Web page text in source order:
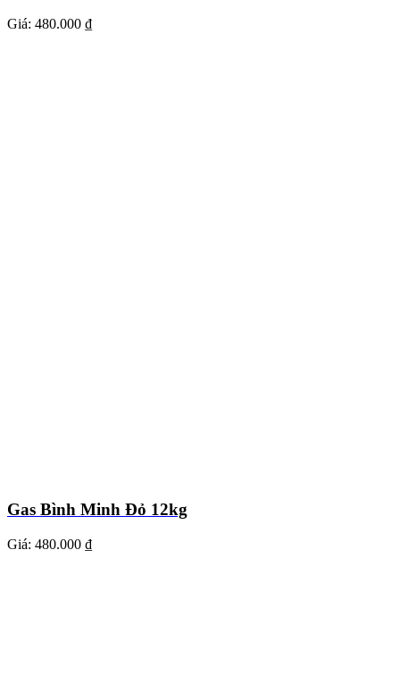
Giá: 480.000 ₫
Gas Bình Minh Đỏ 12kg
Giá: 480.000 ₫